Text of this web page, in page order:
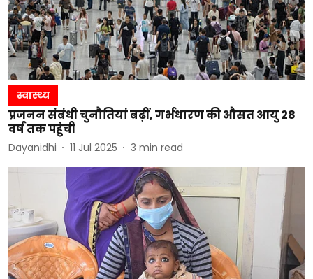
स्वास्थ्य
प्रजनन संबंधी चुनौतियां बढ़ीं, गर्भधारण की औसत आयु 28
वर्ष तक पहुंची
Dayanidhi 11 Jul 2025 3 min read